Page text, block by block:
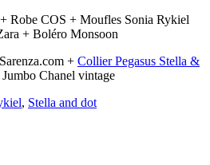
Robe COS + Moufles Sonia Rykiel
+ Boléro Monsoon
+ Collier Pegasus Stella &
Chanel vintage
, Stella and dot